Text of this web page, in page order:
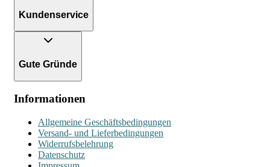
Kundenservice
Gute Gründe
Informationen
Allgemeine Geschäftsbedingungen
Versand- und Lieferbedingungen
Widerrufsbelehrung
Datenschutz